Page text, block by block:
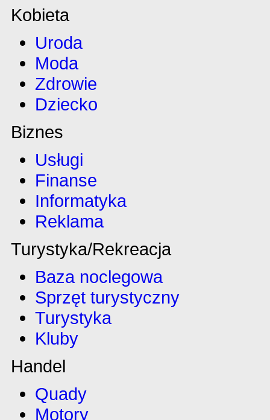
Kobieta
Uroda
Moda
Zdrowie
Dziecko
Biznes
Usługi
Finanse
Informatyka
Reklama
Turystyka/Rekreacja
Baza noclegowa
Sprzęt turystyczny
Turystyka
Kluby
Handel
Quady
Motory